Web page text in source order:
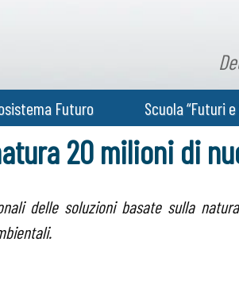
Futuro Scuola “Futuri
20 milioni di
delle soluzioni basate sulla